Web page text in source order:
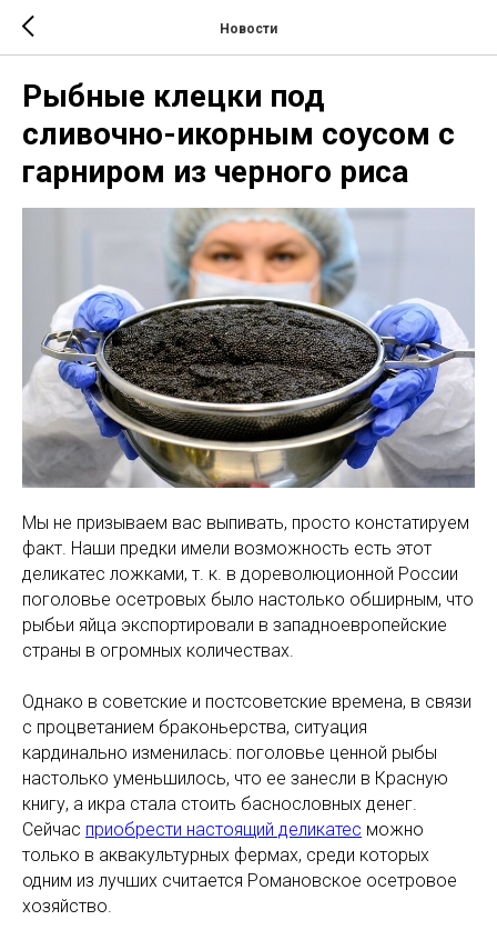
Новости
Рыбные клецки под
сливочно-икорным соусом с
гарниром из черного риса
Мы не призываем вас выпивать, просто констатируем
факт. Наши предки имели возможность есть этот
деликатес ложками, т. к. в дореволюционной России
поголовье осетровых было настолько обширным, что
рыбьи яйца экспортировали в западноевропейские
страны в огромных количествах.
Однако в советские и постсоветские времена, в связи
с процветанием браконьерства, ситуация
кардинально изменилась: поголовье ценной рыбы
настолько уменьшилось, что ее занесли в Красную
книгу, а икра стала стоить баснословных денег.
Сейчас приобрести настоящий деликатес можно
только в аквакультурных фермах, среди которых
одним из лучших считается Романовское осетровое
хозяйство.